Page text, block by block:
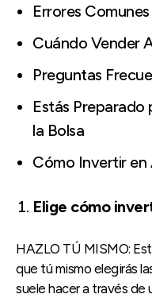
Errores
Cuándo Vender
Preguntas
Estás Preparado
la Bolsa
Cómo Invertir en
Elige cómo
HAZLO TÚ MISMO:
que tú mismo elegirás
suele hacer a través de